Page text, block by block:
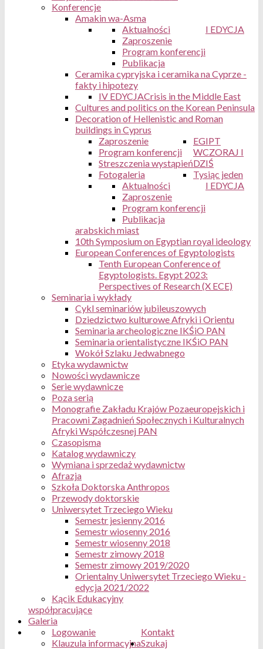
Konferencje
Amakin wa-Asma
I EDYCJA
Aktualności
Zaproszenie
Program konferencji
Publikacja
Ceramika cypryjska i ceramika na Cyprze -
fakty i hipotezy
Crisis in the Middle East
IV EDYCJA
Cultures and politics on the Korean Peninsula
Decoration of Hellenistic and Roman
buildings in Cyprus
Zaproszenie
Program konferencji
Streszczenia wystąpień
Fotogaleria
EGIPT
WCZORAJ I
DZIŚ
I EDYCJA
Aktualności
Zaproszenie
Program konferencji
Publikacja
Tysiąc jeden
arabskich miast
10th Symposium on Egyptian royal ideology
European Conferences of Egyptologists
Tenth European Conference of
Egyptologists. Egypt 2023:
Perspectives of Research (X ECE)
Seminaria i wykłady
Cykl seminariów jubileuszowych
Dziedzictwo kulturowe Afryki i Orientu
Seminaria archeologiczne IKŚiO PAN
Seminaria orientalistyczne IKŚiO PAN
Wokół Szlaku Jedwabnego
Etyka wydawnictw
Nowości wydawnicze
Serie wydawnicze
Poza serią
Monografie Zakładu Krajów Pozaeuropejskich i
Pracowni Zagadnień Społecznych i Kulturalnych
Afryki Współczesnej PAN
Czasopisma
Katalog wydawniczy
Wymiana i sprzedaż wydawnictw
Afrazja
Szkoła Doktorska Anthropos
Przewody doktorskie
Uniwersytet Trzeciego Wieku
Semestr jesienny 2016
Semestr wiosenny 2016
Semestr wiosenny 2018
Semestr zimowy 2018
Semestr zimowy 2019/2020
Orientalny Uniwersytet Trzeciego Wieku -
edycja 2021/2022
Kącik Edukacyjny
współpracujące
Galeria
Kontakt
Logowanie
Klauzula informacyjnaSzukaj